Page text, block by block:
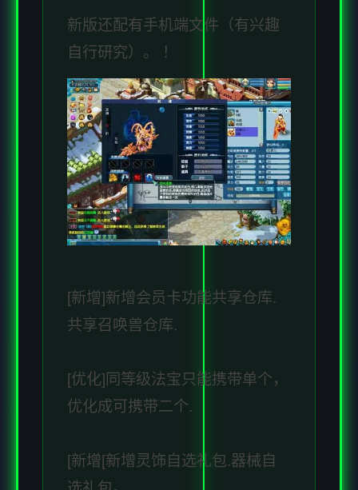
新版还配有手机端文件（有兴趣
自行研究）。 ！
[新增]新增会员卡功能共享仓库.
共享召唤兽仓库.
[优化]同等级法宝只能携带单个，
优化成可携带二个.
[新增[新增灵饰自选礼包.器械自